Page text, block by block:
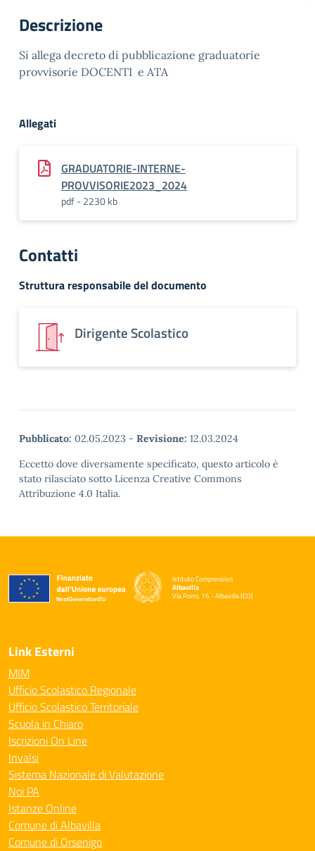
Descrizione
Si allega decreto di pubblicazione graduatorie
provvisorie DOCENTI e ATA
Allegati
GRADUATORIE-INTERNE-
PROVVISORIE2023_2024
pdf - 2230 kb
Contatti
Struttura responsabile del documento
Dirigente Scolastico
Pubblicato: 02.05.2023 - Revisione: 12.03.2024
Eccetto dove diversamente specificato, questo articolo è
stato rilasciato sotto Licenza Creative Commons
Attribuzione 4.0 Italia.
Istituto Comprensivo
Albavilla
Via Porro, 16 - Albavilla (CO)
— Visita la pagina iniziale della scuola
Link Esterni
MIM
Ufficio Scolastico Regionale
Ufficio Scolastico Territoriale
Scuola in Chiaro
Iscrizioni On Line
Invalsi
Sistema Nazionale di Valutazione
Noi PA
Istanze Online
Comune di Albavilla
Comune di Orsenigo